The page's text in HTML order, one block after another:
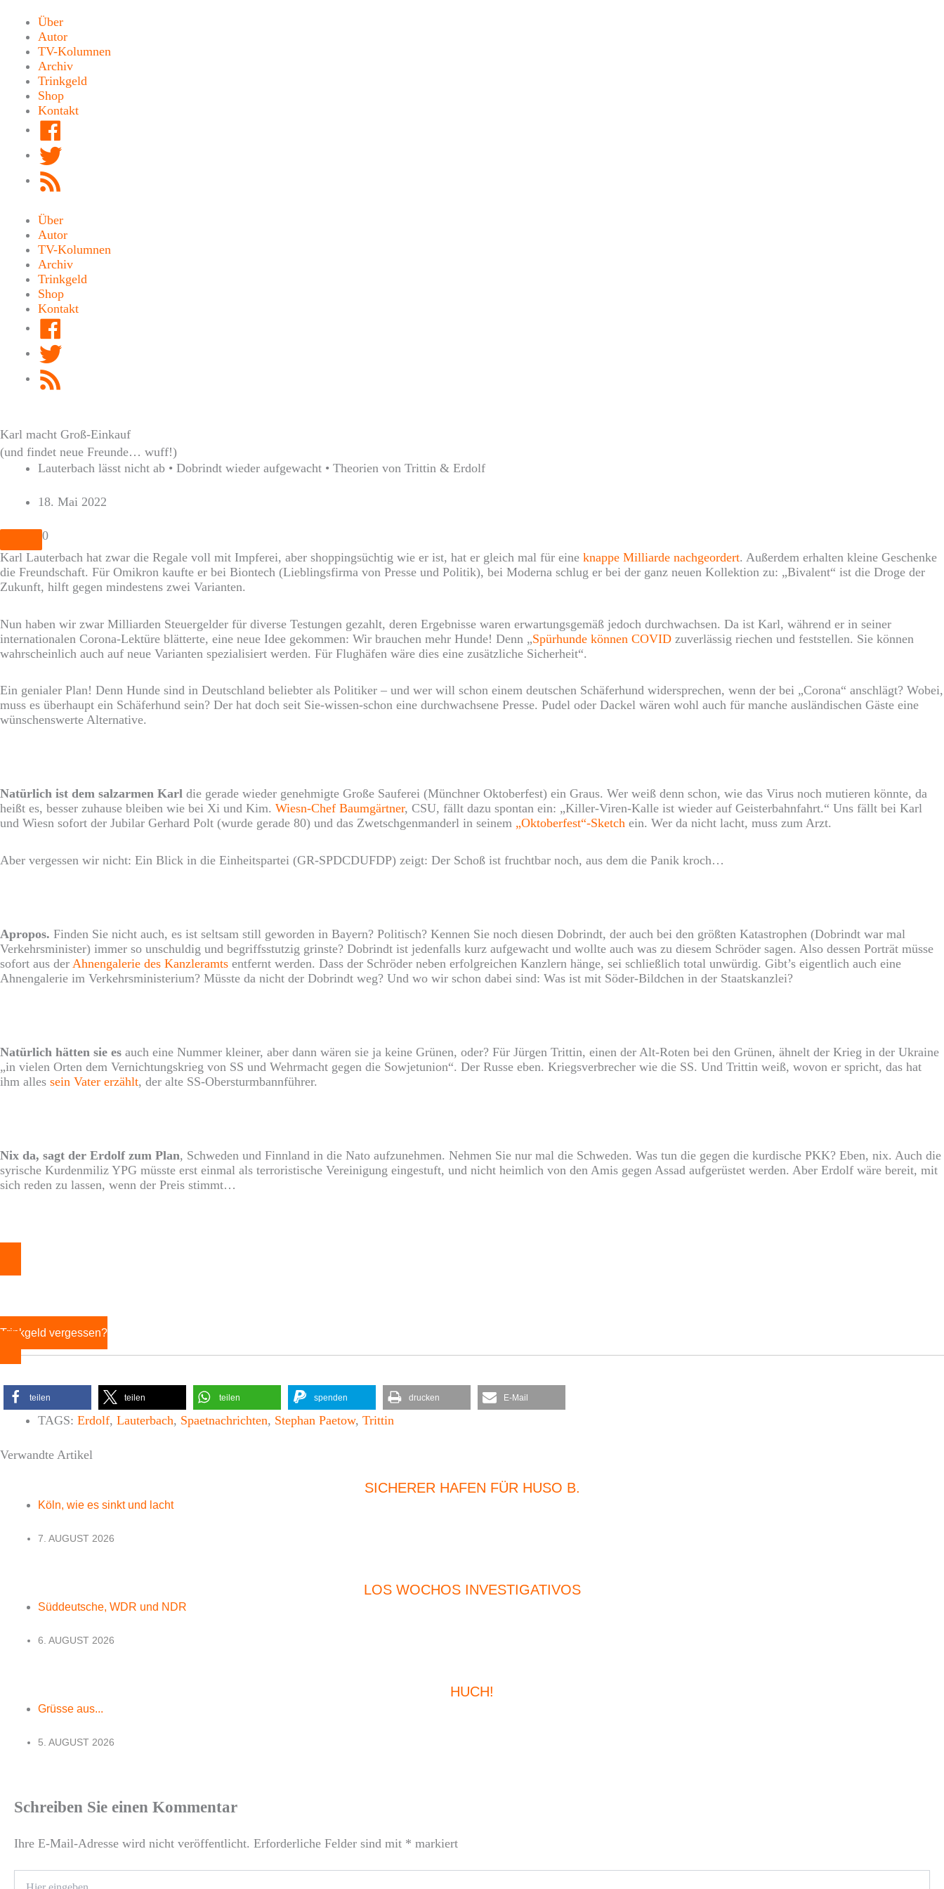
Inhalt
springen
Über
Autor
TV-Kolumnen
Archiv
Trinkgeld
Shop
Kontakt
Über
Autor
TV-Kolumnen
Archiv
Trinkgeld
Shop
Kontakt
Karl macht Groß-Einkauf
(und findet neue Freunde… wuff!)
Lauterbach lässt nicht ab • Dobrindt wieder aufgewacht • Theorien von Trittin & Erdolf
18. Mai 2022
0
Karl Lauterbach hat zwar die Regale voll mit Impferei, aber shoppingsüchtig wie er ist, hat er gleich mal für eine knappe Milliarde nachgeordert. Außerdem erhalten kleine Geschenke
die Freundschaft. Für Omikron kaufte er bei Biontech (Lieblingsfirma von Presse und Politik), bei Moderna schlug er bei der ganz neuen Kollektion zu: „Bivalent“ ist die Droge der
Zukunft, hilft gegen mindestens zwei Varianten.
Nun haben wir zwar Milliarden Steuergelder für diverse Testungen gezahlt, deren Ergebnisse waren erwartungsgemäß jedoch durchwachsen. Da ist Karl, während er in seiner
internationalen Corona-Lektüre blätterte, eine neue Idee gekommen: Wir brauchen mehr Hunde! Denn „Spürhunde können COVID zuverlässig riechen und feststellen. Sie können
wahrscheinlich auch auf neue Varianten spezialisiert werden. Für Flughäfen wäre dies eine zusätzliche Sicherheit“.
Ein genialer Plan! Denn Hunde sind in Deutschland beliebter als Politiker – und wer will schon einem deutschen Schäferhund widersprechen, wenn der bei „Corona“ anschlägt? Wobei,
muss es überhaupt ein Schäferhund sein? Der hat doch seit Sie-wissen-schon eine durchwachsene Presse. Pudel oder Dackel wären wohl auch für manche ausländischen Gäste eine
wünschenswerte Alternative.
Natürlich ist dem salzarmen Karl die gerade wieder genehmigte Große Sauferei (Münchner Oktoberfest) ein Graus. Wer weiß denn schon, wie das Virus noch mutieren könnte, da
heißt es, besser zuhause bleiben wie bei Xi und Kim. Wiesn-Chef Baumgärtner, CSU, fällt dazu spontan ein: „Killer-Viren-Kalle ist wieder auf Geisterbahnfahrt.“ Uns fällt bei Karl
und Wiesn sofort der Jubilar Gerhard Polt (wurde gerade 80) und das Zwetschgenmanderl in seinem „Oktoberfest“-Sketch ein. Wer da nicht lacht, muss zum Arzt.
Aber vergessen wir nicht: Ein Blick in die Einheitspartei (GR-SPDCDUFDP) zeigt: Der Schoß ist fruchtbar noch, aus dem die Panik kroch…
Apropos. Finden Sie nicht auch, es ist seltsam still geworden in Bayern? Politisch? Kennen Sie noch diesen Dobrindt, der auch bei den größten Katastrophen (Dobrindt war mal
Verkehrsminister) immer so unschuldig und begriffsstutzig grinste? Dobrindt ist jedenfalls kurz aufgewacht und wollte auch was zu diesem Schröder sagen. Also dessen Porträt müsse
sofort aus der Ahnengalerie des Kanzleramts entfernt werden. Dass der Schröder neben erfolgreichen Kanzlern hänge, sei schließlich total unwürdig. Gibt’s eigentlich auch eine
Ahnengalerie im Verkehrsministerium? Müsste da nicht der Dobrindt weg? Und wo wir schon dabei sind: Was ist mit Söder-Bildchen in der Staatskanzlei?
Natürlich hätten sie es auch eine Nummer kleiner, aber dann wären sie ja keine Grünen, oder? Für Jürgen Trittin, einen der Alt-Roten bei den Grünen, ähnelt der Krieg in der Ukraine
„in vielen Orten dem Vernichtungskrieg von SS und Wehrmacht gegen die Sowjetunion“. Der Russe eben. Kriegsverbrecher wie die SS. Und Trittin weiß, wovon er spricht, das hat
ihm alles sein Vater erzählt, der alte SS-Obersturmbannführer.
Nix da, sagt der Erdolf zum Plan, Schweden und Finnland in die Nato aufzunehmen. Nehmen Sie nur mal die Schweden. Was tun die gegen die kurdische PKK? Eben, nix. Auch die
syrische Kurdenmiliz YPG müsste erst einmal als terroristische Vereinigung eingestuft, und nicht heimlich von den Amis gegen Assad aufgerüstet werden. Aber Erdolf wäre bereit, mit
sich reden zu lassen, wenn der Preis stimmt…
Trinkgeld vergessen?
teilen teilen teilen spenden drucken E-Mail
TAGS: Erdolf, Lauterbach, Spaetnachrichten, Stephan Paetow, Trittin
Verwandte Artikel
SICHERER HAFEN FÜR HUSO B.
Köln, wie es sinkt und lacht
7. AUGUST 2026
LOS WOCHOS INVESTIGATIVOS
Süddeutsche, WDR und NDR
6. AUGUST 2026
HUCH!
Grüsse aus...
5. AUGUST 2026
Schreiben Sie einen Kommentar
Ihre E-Mail-Adresse wird nicht veröffentlicht. Erforderliche Felder sind mit * markiert